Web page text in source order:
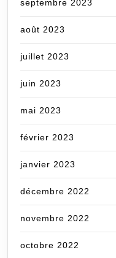
septembre 2023
août 2023
juillet 2023
juin 2023
mai 2023
février 2023
janvier 2023
décembre 2022
novembre 2022
octobre 2022